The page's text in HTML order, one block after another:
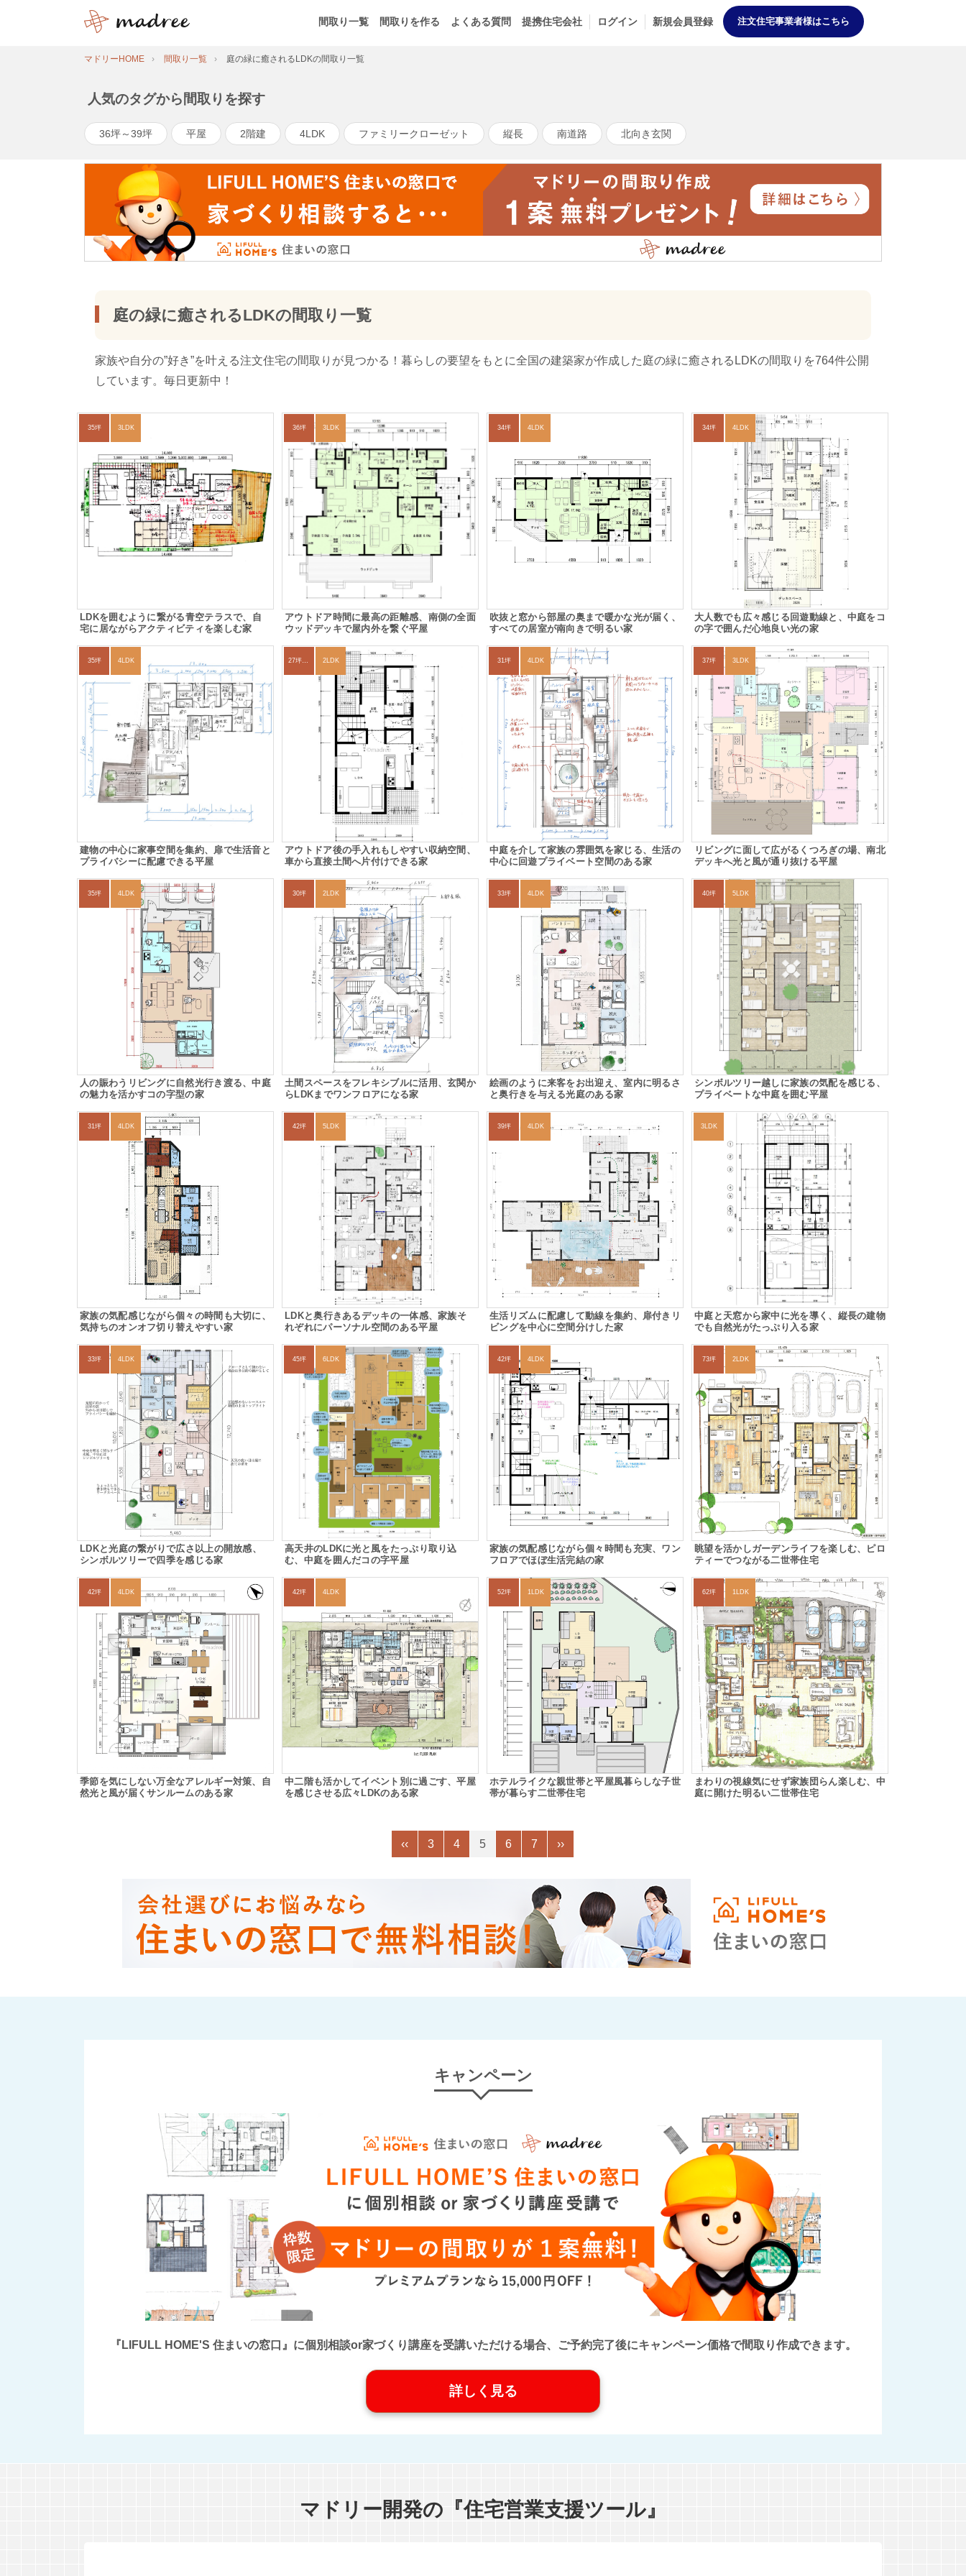
間取り一覧 間取りを作る よくある質問 提携住宅会社 ログイン 新規会員登録 注文住宅事業者様はこちら
マドリーHOME 間取り一覧 庭の緑に癒されるLDKの間取り一覧
人気のタグから間取りを探す
36坪～39坪 平屋 2階建 4LDK ファミリークローゼット 縦長 南道路 北向き玄関
庭の緑に癒されるLDKの間取り一覧
家族や自分の”好き”を叶える注文住宅の間取りが見つかる！暮らしの要望をもとに全国の建築家が作成した庭の緑に癒されるLDKの間取りを764件公開
しています。毎日更新中！
35坪 3LDK
LDKを囲むように繋がる青空テラスで、自
宅に居ながらアクティビティを楽しむ家
36坪 3LDK
アウトドア時間に最高の距離感、南側の全面
ウッドデッキで屋内外を繋ぐ平屋
34坪 4LDK
吹抜と窓から部屋の奥まで暖かな光が届く、
すべての居室が南向きで明るい家
34坪 4LDK
大人数でも広々感じる回遊動線と、中庭をコ
の字で囲んだ心地良い光の家
35坪 4LDK
建物の中心に家事空間を集約、扉で生活音と
プライバシーに配慮できる平屋
2LDK
アウトドア後の手入れもしやすい収納空間、
車から直接土間へ片付けできる家
31坪 4LDK
中庭を介して家族の雰囲気を家じる、生活の
中心に回遊プライベート空間のある家
37坪 3LDK
リビングに面して広がるくつろぎの場、南北
デッキへ光と風が通り抜ける平屋
35坪 4LDK
人の賑わうリビングに自然光行き渡る、中庭
の魅力を活かすコの字型の家
30坪 2LDK
土間スペースをフレキシブルに活用、玄関か
らLDKまでワンフロアになる家
33坪 4LDK
絵画のように来客をお出迎え、室内に明るさ
と奥行きを与える光庭のある家
40坪 5LDK
シンボルツリー越しに家族の気配を感じる、
プライベートな中庭を囲む平屋
31坪 4LDK
家族の気配感じながら個々の時間も大切に、
気持ちのオンオフ切り替えやすい家
42坪 5LDK
LDKと奥行きあるデッキの一体感、家族そ
れぞれにパーソナル空間のある平屋
39坪 4LDK
生活リズムに配慮して動線を集約、扉付きリ
ビングを中心に空間分けした家
3LDK
中庭と天窓から家中に光を導く、縦長の建物
でも自然光がたっぷり入る家
33坪 4LDK
LDKと光庭の繋がりで広さ以上の開放感、
シンボルツリーで四季を感じる家
45坪 6LDK
高天井のLDKに光と風をたっぷり取り込
む、中庭を囲んだコの字平屋
42坪 4LDK
家族の気配感じながら個々時間も充実、ワン
フロアでほぼ生活完結の家
73坪 2LDK
眺望を活かしガーデンライフを楽しむ、ピロ
ティーでつながる二世帯住宅
42坪 4LDK
季節を気にしない万全なアレルギー対策、自
然光と風が届くサンルームのある家
42坪 4LDK
中二階も活かしてイベント別に過ごす、平屋
を感じさせる広々LDKのある家
52坪 1LDK
ホテルライクな親世帯と平屋風暮らしな子世
帯が暮らす二世帯住宅
62坪 1LDK
まわりの視線気にせず家族団らん楽しむ、中
庭に開けた明るい二世帯住宅
‹‹ 3 4 5 6 7 ››
キャンペーン
『LIFULL HOME'S 住まいの窓口』に個別相談or家づくり講座を受講いただける場合、ご予約完了後にキャンペーン価格で間取り作成できます。
詳しく見る
マドリー開発の『住宅営業支援ツール』